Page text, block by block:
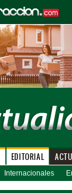
EDITORIAL
Internacionales